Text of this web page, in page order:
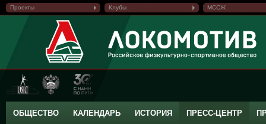
Проекты Клубы МССЖ
ОБЩЕСТВО КАЛЕНДАРЬ ИСТОРИЯ ПРЕСС-ЦЕНТР